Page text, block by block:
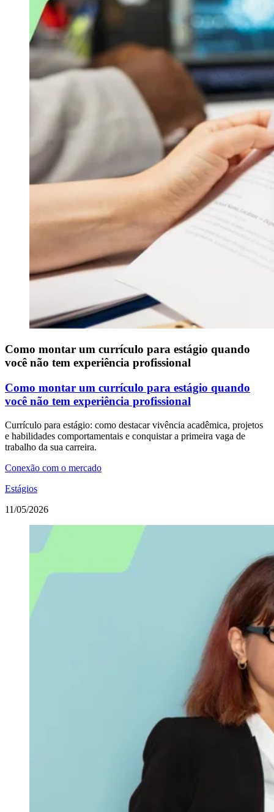
Como montar um currículo para estágio quando
você não tem experiência profissional
Como montar um currículo para estágio quando
você não tem experiência profissional
Currículo para estágio: como destacar vivência acadêmica, projetos
e habilidades comportamentais e conquistar a primeira vaga de
trabalho da sua carreira.
Conexão com o mercado
Estágios
11/05/2026